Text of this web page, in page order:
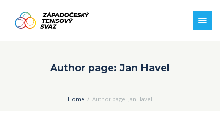
Author page: Jan Havel
Home Author page: Jan Havel